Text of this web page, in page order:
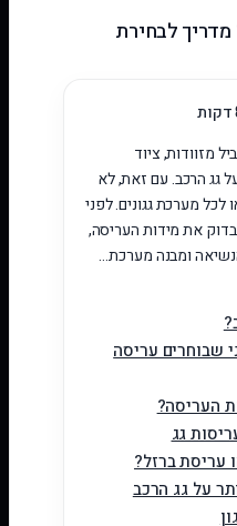
מדריך לבחירת
מזוודות, ציוד
גג הרכב. עם זאת, לא
מערכת גגונים. לפני
את מידות העריסה,
ומבנה מערכת…
שבוחרים עריסה
העריסה?
גג
עריסת ברזל?
על גג הרכב